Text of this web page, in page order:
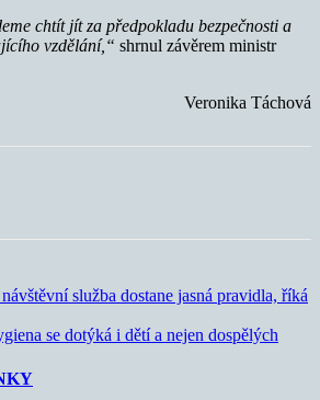
chtít jít za předpokladu bezpečnosti a
vzdělání,“ shrnul závěrem ministr
Veronika Táchová
služba dostane jasná pravidla, říká
se dotýká i dětí a nejen dospělých